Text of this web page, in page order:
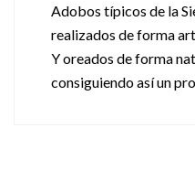
Adobos típicos de la
realizados de forma
Y oreados de forma
consiguiendo así un